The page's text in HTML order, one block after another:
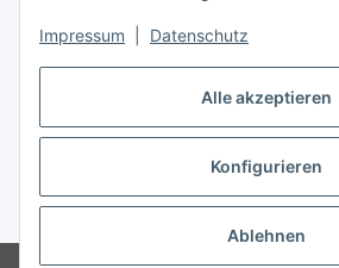
Alle akzeptieren
Konfigurieren
Ablehnen
Impressum Datenschutz
Vertrag
* Alle Preise inkl. gesetzlicher MwSt., zzgl.